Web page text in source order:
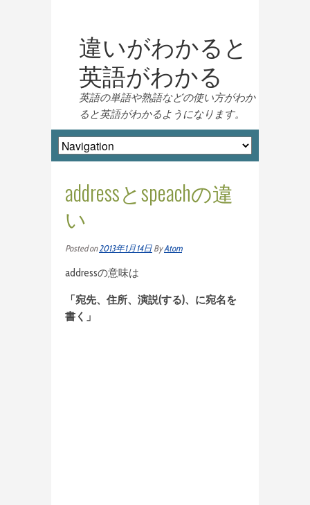
違いがわかると
英語がわかる
英語の単語や熟語などの使い方がわか
ると英語がわかるようになります。
addressとspeachの違
い
Posted on2013年1月14日 ByAtom
addressの意味は
「宛先、住所、演説(する)、に宛名を
書く」